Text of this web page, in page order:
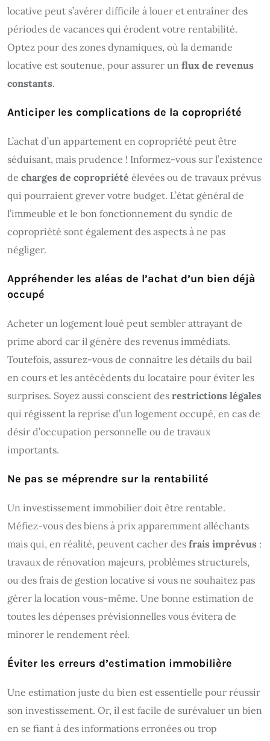
locative peut s’avérer difficile à louer et entraîner des
périodes de vacances qui érodent votre rentabilité.
Optez pour des zones dynamiques, où la demande
locative est soutenue, pour assurer un flux de revenus
constants.
Anticiper les complications de la copropriété
L’achat d’un appartement en copropriété peut être
séduisant, mais prudence ! Informez-vous sur l’existence
de charges de copropriété élevées ou de travaux prévus
qui pourraient grever votre budget. L’état général de
l’immeuble et le bon fonctionnement du syndic de
copropriété sont également des aspects à ne pas
négliger.
Appréhender les aléas de l’achat d’un bien déjà
occupé
Acheter un logement loué peut sembler attrayant de
prime abord car il génère des revenus immédiats.
Toutefois, assurez-vous de connaître les détails du bail
en cours et les antécédents du locataire pour éviter les
surprises. Soyez aussi conscient des restrictions légales
qui régissent la reprise d’un logement occupé, en cas de
désir d’occupation personnelle ou de travaux
importants.
Ne pas se méprendre sur la rentabilité
Un investissement immobilier doit être rentable.
Méfiez-vous des biens à prix apparemment alléchants
mais qui, en réalité, peuvent cacher des frais imprévus :
travaux de rénovation majeurs, problèmes structurels,
ou des frais de gestion locative si vous ne souhaitez pas
gérer la location vous-même. Une bonne estimation de
toutes les dépenses prévisionnelles vous évitera de
minorer le rendement réel.
Éviter les erreurs d’estimation immobilière
Une estimation juste du bien est essentielle pour réussir
son investissement. Or, il est facile de surévaluer un bien
en se fiant à des informations erronées ou trop